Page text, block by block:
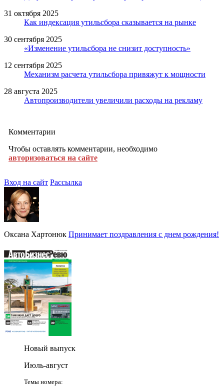
31 октября 2025
Как индексация утильсбора сказывается на рынке
30 сентября 2025
«Изменение утильсбора не снизит доступность»
12 сентября 2025
Механизм расчета утильсбора привяжут к мощности
28 августа 2025
Автопроизводители увеличили расходы на рекламу
Комментарии
Чтобы оставлять комментарии, необходимо
авторизоваться на сайте
Вход на сайт Рассылка
Оксана Хартонюк Принимает поздравления с днем рождения!
Новый выпуск
Июль-август
Темы номера: